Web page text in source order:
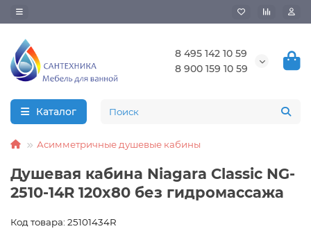
8 495 142 10 59
8 900 159 10 59
Каталог
Асимметричные душевые кабины
Душевая кабина Niagara Classic NG-
2510-14R 120x80 без гидромассажа
Код товара: 25101434R